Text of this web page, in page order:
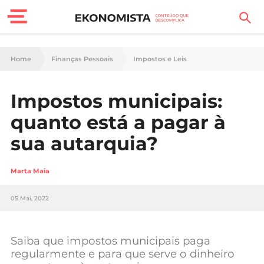
Finanças Pessoais
Carreira
Casa
Lifestyle
Sociedade
Negócios
Home Finanças Pessoais Impostos e Leis
Impostos municipais:
quanto está a pagar à
sua autarquia?
Marta Maia
05 Mai, 2022
Saiba que impostos municipais paga
regularmente e para que serve o dinheiro